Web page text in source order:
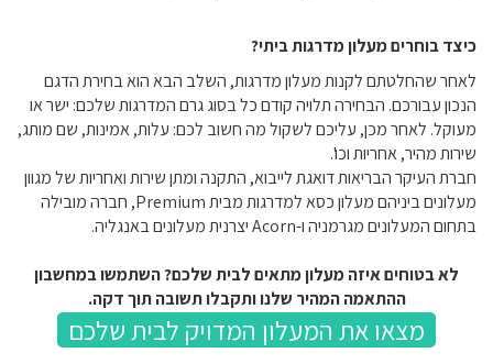
כיצד בוחרים מעלון מדרגות ביתי?
לאחר שהחלטתם לקנות מעלון מדרגות, השלב הבא הוא בחירת הדגם
הנכון עבורכם. הבחירה תלויה קודם כל בסוג גרם המדרגות שלכם: ישר או
מעוקל. לאחר מכן, עליכם לשקול מה חשוב לכם: עלות, אמינות, שם מותג,
שירות מהיר, אחריות וכו'.
חברת העיקר הבריאות דואגת לייבוא, התקנה ומתן שירות ואחריות של מגוון
מעלונים ביניהם מעלון כסא למדרגות מבית Premium, חברה מובילה
בתחום המעלונים מגרמניה ו-Acorn יצרנית מעלונים באנגליה.
לא בטוחים איזה מעלון מתאים לבית שלכם? השתמשו במחשבון
ההתאמה המהיר שלנו ותקבלו תשובה תוך דקה.
מצאו את המעלון המדויק לבית שלכם